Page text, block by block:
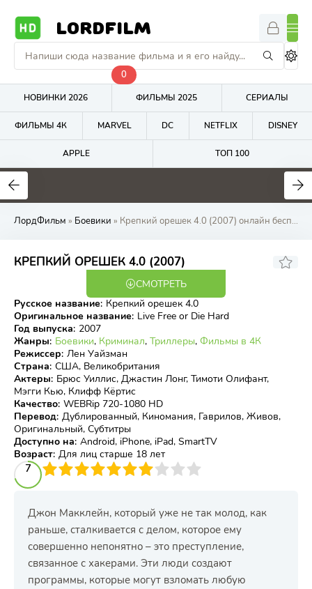
LORDFILM
НОВИНКИ 2026
0
ФИЛЬМЫ 2025 СЕРИАЛЫ
ФИЛЬМЫ 4К MARVEL DC NETFLIX DISNEY
APPLE ТОП 100
5.8
ЛордФильм » Боевики » Крепкий орешек 4.0 (2007) онлайн бесплатно на LordFilm
КРЕПКИЙ ОРЕШЕК 4.0 (2007)
7.33 7.1
СМОТРЕТЬ
Русское название: Крепкий орешек 4.0
Оригинальное название: Live Free or Die Hard
Год выпуска: 2007
Жанры: Боевики, Криминал, Триллеры, Фильмы в 4К
Режиссер: Лен Уайзман
Страна: США, Великобритания
Актеры: Брюс Уиллис, Джастин Лонг, Тимоти Олифант,
Мэгги Кью, Клифф Кёртис
Качество: WEBRip 720-1080 HD
Перевод: Дублированный, Киномания, Гаврилов, Живов,
Оригинальный, Субтитры
Доступно на: Android, iPhone, iPad, SmartTV
Возраст: Для лиц старше 18 лет
7
4 5 6 7 8 9 10
Джон Макклейн, который уже не так молод, как
раньше, сталкивается с делом, которое ему
совершенно непонятно – это преступление,
связанное с хакерами. Эти люди создают
программы, которые могут взломать любую